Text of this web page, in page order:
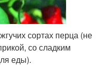
сортах перца (не
со сладким
еды).